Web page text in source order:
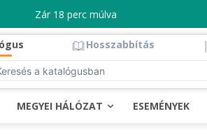
Zár 18 perc múlva
Hosszabbítás
MEGYEI HÁLÓZAT ESEMÉNYEK